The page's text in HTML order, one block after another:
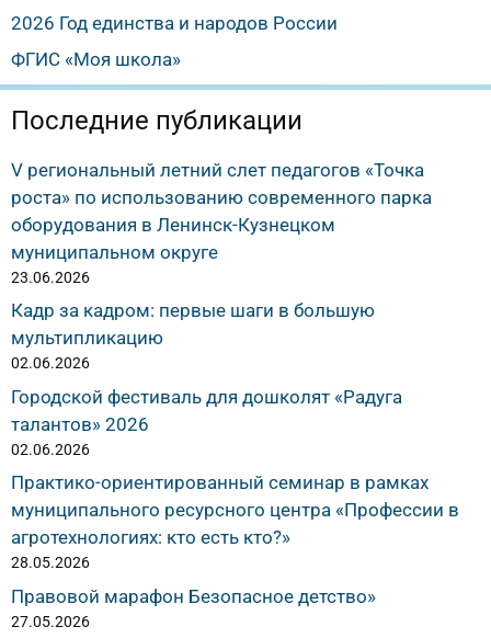
2026 Год единства и народов России
ФГИС «Моя школа»
Последние публикации
V региональный летний слет педагогов «Точка
роста» по использованию современного парка
оборудования в Ленинск-Кузнецком
муниципальном округе
23.06.2026
Кадр за кадром: первые шаги в большую
мультипликацию
02.06.2026
Городской фестиваль для дошколят «Радуга
талантов» 2026
02.06.2026
Практико-ориентированный семинар в рамках
муниципального ресурсного центра «Профессии в
агротехнологиях: кто есть кто?»
28.05.2026
Правовой марафон Безопасное детство»
27.05.2026